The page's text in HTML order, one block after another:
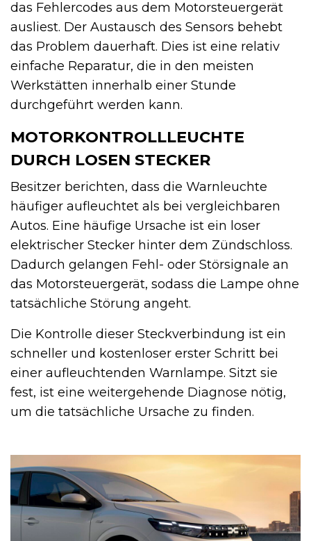
das Fehlercodes aus dem Motorsteuergerät
ausliest. Der Austausch des Sensors behebt
das Problem dauerhaft. Dies ist eine relativ
einfache Reparatur, die in den meisten
Werkstätten innerhalb einer Stunde
durchgeführt werden kann.
MOTORKONTROLLLEUCHTE
DURCH LOSEN STECKER
Besitzer berichten, dass die Warnleuchte
häufiger aufleuchtet als bei vergleichbaren
Autos. Eine häufige Ursache ist ein loser
elektrischer Stecker hinter dem Zündschloss.
Dadurch gelangen Fehl- oder Störsignale an
das Motorsteuergerät, sodass die Lampe ohne
tatsächliche Störung angeht.
Die Kontrolle dieser Steckverbindung ist ein
schneller und kostenloser erster Schritt bei
einer aufleuchtenden Warnlampe. Sitzt sie
fest, ist eine weitergehende Diagnose nötig,
um die tatsächliche Ursache zu finden.